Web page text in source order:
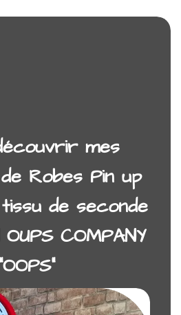
mes
Robes Pin up
de seconde
COMPANY
“OOPS”